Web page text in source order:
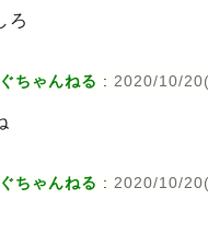
ろ
ちゃんねる : 2020/10/
ちゃんねる : 2020/10/